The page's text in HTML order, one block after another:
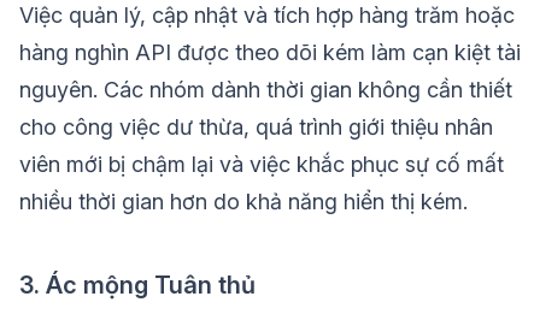
Việc quản lý, cập nhật và tích hợp hàng trăm hoặc
hàng nghìn API được theo dõi kém làm cạn kiệt tài
nguyên. Các nhóm dành thời gian không cần thiết
cho công việc dư thừa, quá trình giới thiệu nhân
viên mới bị chậm lại và việc khắc phục sự cố mất
nhiều thời gian hơn do khả năng hiển thị kém.
3. Ác mộng Tuân thủ